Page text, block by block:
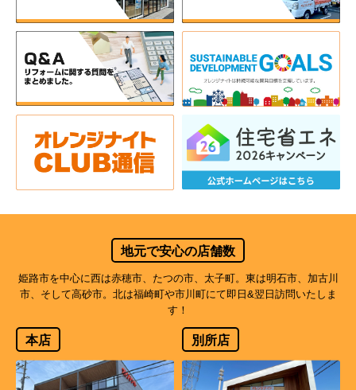
地元で安心の店舗数
姫路市を中心に西は赤穂市、たつの市、太子町。東は明石市、加古川
市、そして高砂市。北は福崎町や市川町にて即日&翌日訪問いたしま
す！
本店 別所店